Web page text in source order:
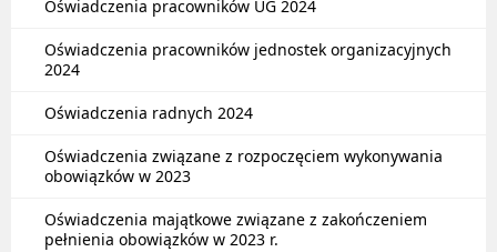
Oświadczenia pracowników UG 2024
Oświadczenia pracowników jednostek organizacyjnych
2024
Oświadczenia radnych 2024
Oświadczenia związane z rozpoczęciem wykonywania
obowiązków w 2023
Oświadczenia majątkowe związane z zakończeniem
pełnienia obowiązków w 2023 r.